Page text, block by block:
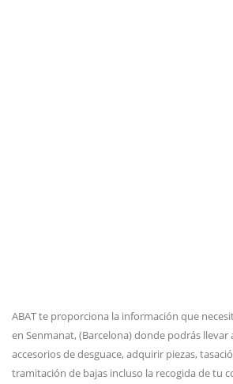
ABAT te proporciona la información que
en Senmanat, (Barcelona) donde podrás
accesorios de desguace, adquirir piezas,
tramitación de bajas incluso la recogida de tu